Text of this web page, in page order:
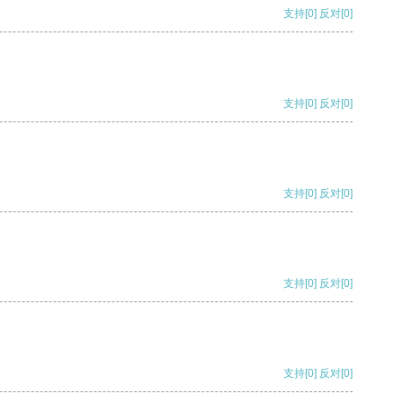
支持[0] 反对[0]
支持[0] 反对[0]
支持[0] 反对[0]
支持[0] 反对[0]
支持[0] 反对[0]